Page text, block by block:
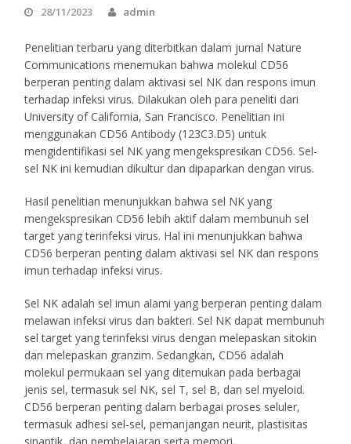
28/11/2023 admin
Penelitian terbaru yang diterbitkan dalam jurnal Nature
Communications menemukan bahwa molekul CD56
berperan penting dalam aktivasi sel NK dan respons imun
terhadap infeksi virus. Dilakukan oleh para peneliti dari
University of California, San Francisco. Penelitian ini
menggunakan CD56 Antibody (123C3.D5) untuk
mengidentifikasi sel NK yang mengekspresikan CD56. Sel-
sel NK ini kemudian dikultur dan dipaparkan dengan virus.
Hasil penelitian menunjukkan bahwa sel NK yang
mengekspresikan CD56 lebih aktif dalam membunuh sel
target yang terinfeksi virus. Hal ini menunjukkan bahwa
CD56 berperan penting dalam aktivasi sel NK dan respons
imun terhadap infeksi virus.
Sel NK adalah sel imun alami yang berperan penting dalam
melawan infeksi virus dan bakteri. Sel NK dapat membunuh
sel target yang terinfeksi virus dengan melepaskan sitokin
dan melepaskan granzim. Sedangkan, CD56 adalah
molekul permukaan sel yang ditemukan pada berbagai
jenis sel, termasuk sel NK, sel T, sel B, dan sel myeloid.
CD56 berperan penting dalam berbagai proses seluler,
termasuk adhesi sel-sel, pemanjangan neurit, plastisitas